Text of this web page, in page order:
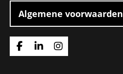
Algemene voorwaarden
Ga
Ga
Ga